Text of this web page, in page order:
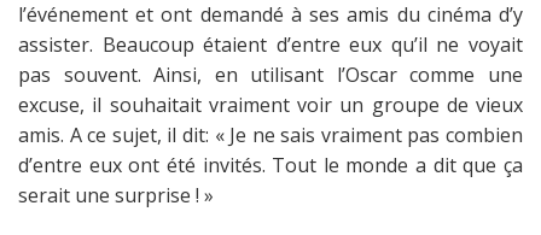
l’événement et ont demandé à ses amis du cinéma d’y
assister. Beaucoup étaient d’entre eux qu’il ne voyait
pas souvent. Ainsi, en utilisant l’Oscar comme une
excuse, il souhaitait vraiment voir un groupe de vieux
amis. A ce sujet, il dit: « Je ne sais vraiment pas combien
d’entre eux ont été invités. Tout le monde a dit que ça
serait une surprise ! »